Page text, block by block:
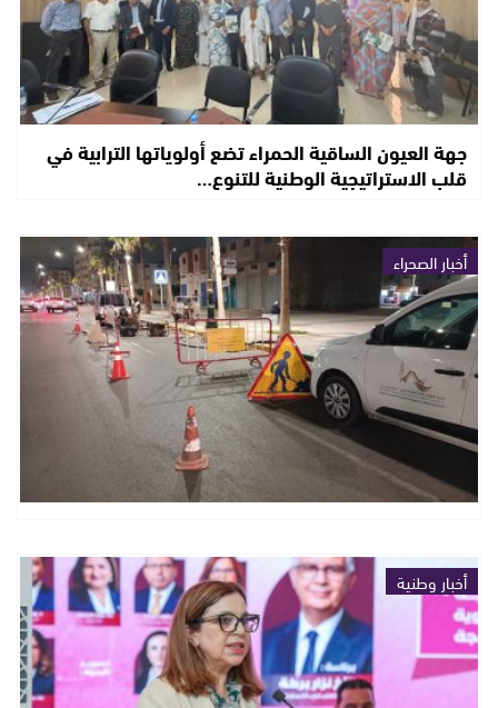
جهة العيون الساقية الحمراء تضع أولوياتها الترابية في
قلب الاستراتيجية الوطنية للتنوع…
أخبار الصحراء
أخبار وطنية